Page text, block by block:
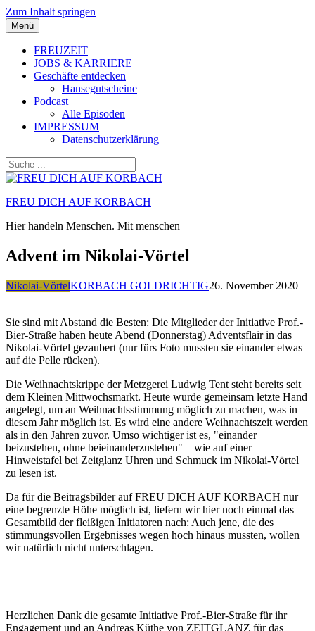
Zum Inhalt springen
Menü
FREUZEIT
JOBS & KARRIERE
Geschäfte entdecken
Hansegutscheine
Podcast
Alle Episoden
IMPRESSUM
Datenschutzerklärung
FREU DICH AUF KORBACH
Hier handeln Menschen. Mit menschen
Advent im Nikolai-Vörtel
Nikolai-VörtelKORBACH GOLDRICHTIG26. November 2020
Sie sind mit Abstand die Besten: Die Mitglieder der Initiative Prof.-
Bier-Straße haben heute Abend (Donnerstag) Adventsflair in das
Nikolai-Vörtel gezaubert (nur fürs Foto mussten sie einander etwas
auf die Pelle rücken).
Die Weihnachtskrippe der Metzgerei Ludwig Tent steht bereits seit
dem Kleinen Mittwochsmarkt. Heute wurde gemeinsam letzte Hand
angelegt, um an Weihnachtsstimmung möglich zu machen, was in
diesem Jahr möglich ist. Es wird eine andere Weihnachtszeit werden
als in den Jahren zuvor. Umso wichtiger ist es, "einander
beizustehen, ohne beieinanderzustehen" – wie auf einer
Hinweistafel bei Zeitglanz Uhren und Schmuck im Nikolai-Vörtel
zu lesen ist.
Da für die Beitragsbilder auf FREU DICH AUF KORBACH nur
eine begrenzte Höhe möglich ist, liefern wir hier noch einmal das
Gesamtbild der fleißigen Initiatoren nach: Auch jene, die des
stimmungsvollen Ergebnisses wegen hoch hinaus mussten, wollen
wir natürlich nicht unterschlagen.
Herzlichen Dank die gesamte Initiative Prof.-Bier-Straße für ihr
Engagement und an Andreas Küthe von ZEITGLANZ für das